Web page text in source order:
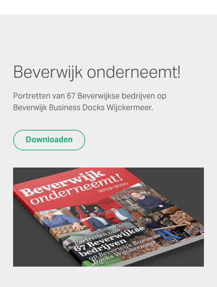
Beverwijk onderneemt!
Portretten van 67 Beverwijkse bedrijven op
Beverwijk Business Docks Wijckermeer.
Downloaden